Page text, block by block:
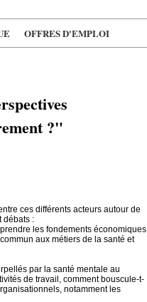
OFFRES D'EMPLOI
?"
ces différents acteurs autour de
débats :
les fondements économiques
aux métiers de la santé et
par la santé mentale au
de travail, comment bouscule-t-
notamment les